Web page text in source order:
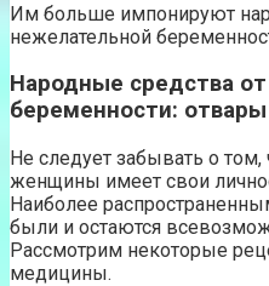
Им больше импонируют
нежелательной
Народные средства
беременности:
Не следует забывать о
женщины имеет свои
Наиболее
были и остаются
Рассмотрим некоторые
медицины.